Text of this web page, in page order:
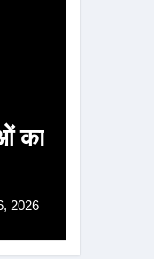
का
2026